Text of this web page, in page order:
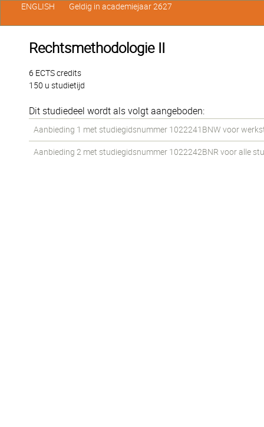
Rechtsmethodologie II
6 ECTS credits
150 u studietijd
Dit studiedeel wordt als volgt aangeboden:
Aanbieding 1 met studiegidsnummer 1022241BNW voor
Aanbieding 2 met studiegidsnummer 1022242BNR voor alle
ENGLISH Geldig in academiejaar 2627